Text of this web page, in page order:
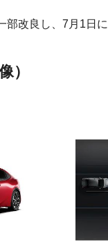
部改良し、7月1日
）